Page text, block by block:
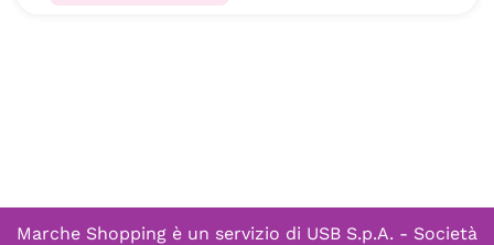
Marche Shopping è un servizio di USB S.p.A. - Società